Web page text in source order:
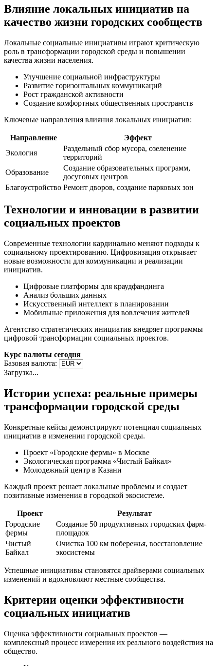
Влияние локальных инициатив на
качество жизни городских сообществ
Локальные социальные инициативы играют критическую
роль в трансформации городской среды и повышении
качества жизни населения.
Улучшение социальной инфраструктуры
Развитие горизонтальных коммуникаций
Рост гражданской активности
Создание комфортных общественных пространств
Ключевые направления влияния локальных инициатив:
Направление
Эффект
Экология
Раздельный сбор мусора, озеленение
территорий
Образование
Создание образовательных программ,
досуговых центров
Благоустройство Ремонт дворов, создание парковых зон
Технологии и инновации в развитии
социальных проектов
Современные технологии кардинально меняют подходы к
социальному проектированию. Цифровизация открывает
новые возможности для коммуникации и реализации
инициатив.
Цифровые платформы для краудфандинга
Анализ больших данных
Искусственный интеллект в планировании
Мобильные приложения для вовлечения жителей
Агентство стратегических инициатив внедряет программы
цифровой трансформации социальных проектов.
Курс валюты сегодня
Базовая валюта:
Загрузка...
Истории успеха: реальные примеры
трансформации городской среды
Конкретные кейсы демонстрируют потенциал социальных
инициатив в изменении городской среды.
Проект «Городские фермы» в Москве
Экологическая программа «Чистый Байкал»
Молодежный центр в Казани
Каждый проект решает локальные проблемы и создает
позитивные изменения в городской экосистеме.
Проект
Результат
Городские
фермы
Создание 50 продуктивных городских фарм-
площадок
Чистый
Байкал
Очистка 100 км побережья, восстановление
экосистемы
Успешные инициативы становятся драйверами социальных
изменений и вдохновляют местные сообщества.
Критерии оценки эффективности
социальных инициатив
Оценка эффективности социальных проектов —
комплексный процесс измерения их реального воздействия на
общество.